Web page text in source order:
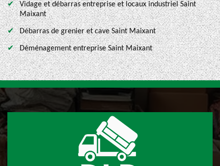
Vidage et débarras entreprise et locaux industriel Saint
Maixant
Débarras de grenier et cave Saint Maixant
Déménagement entreprise Saint Maixant